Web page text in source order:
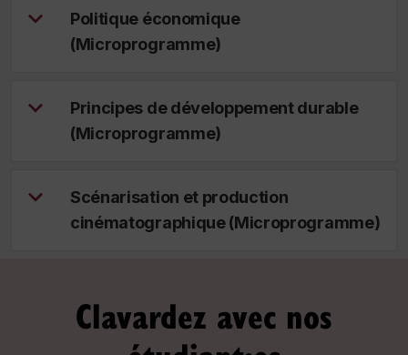
Politique économique
(Microprogramme)
Principes de développement durable
(Microprogramme)
Scénarisation et production
cinématographique (Microprogramme)
Clavardez avec nos